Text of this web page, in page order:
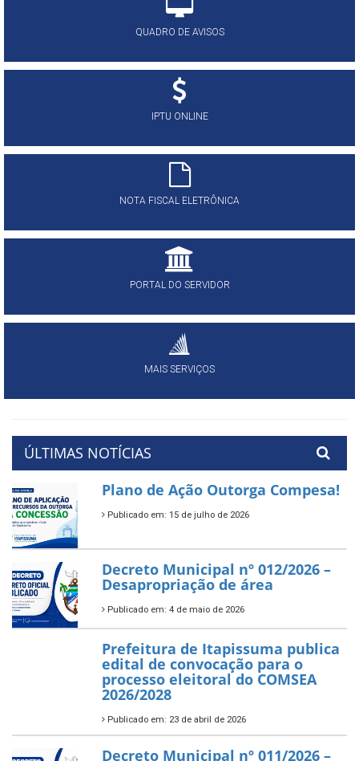
QUADRO DE AVISOS
IPTU ONLINE
NOTA FISCAL ELETRÔNICA
PORTAL DO SERVIDOR
MAIS SERVIÇOS
ÚLTIMAS NOTÍCIAS
Plano de Ação Outorga Compesa!
Publicado em: 15 de julho de 2026
Decreto Municipal nº 012/2026 –
Desapropriação de área
Publicado em: 4 de maio de 2026
Prefeitura de Itapissuma publica
edital de convocação para o
processo eleitoral do COMSEA
2026/2028
Publicado em: 23 de abril de 2026
Decreto Municipal nº 011/2026 –